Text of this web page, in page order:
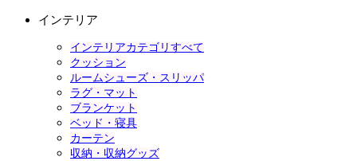
インテリア
インテリアカテゴリすべて
クッション
ルームシューズ・スリッパ
ラグ・マット
ブランケット
ベッド・寝具
カーテン
収納・収納グッズ